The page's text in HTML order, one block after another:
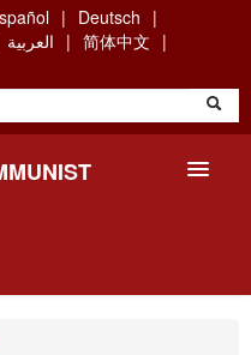
Deutsch
العربية
简体中文